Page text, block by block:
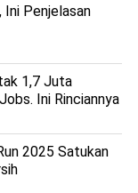
Ini Penjelasan
1,7 Juta
Ini Rinciannya
2025 Satukan